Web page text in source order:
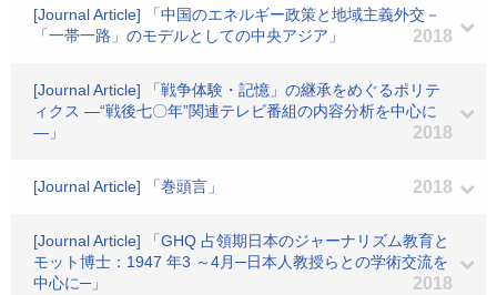
[Journal Article] 「中国のエネルギー政策と地域主義外交－
「一帯一路」のモデルとしての中央アジア」
2018
[Journal Article] 「戦争体験・記憶」の継承をめぐるポリテ
ィクス ―“戦後七〇年”関連テレビ番組の内容分析を中心に
―」
2018
[Journal Article] 「巻頭言」 2018
[Journal Article] 「GHQ 占領期日本のジャーナリズム教育と
モット博士：1947 年3 ～4月─日本人教授らとの学術交流を
中心に─」
2018